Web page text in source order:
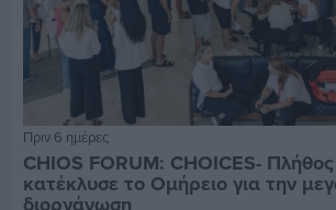
Πριν 6 ημέρες
CHIOS FORUM: CHOICES-
κατέκλυσε το Ομήρειο για την